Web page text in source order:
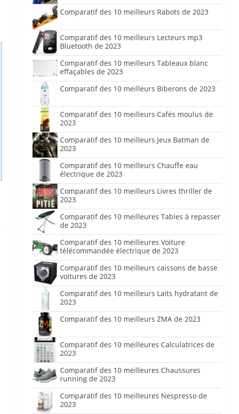
Comparatif des 10 meilleurs Rabots de 2023
Comparatif des 10 meilleurs Lecteurs mp3
Bluetooth de 2023
Comparatif des 10 meilleurs Tableaux blanc
effaçables de 2023
Comparatif des 10 meilleurs Biberons de 2023
Comparatif des 10 meilleurs Cafés moulus de
2023
Comparatif des 10 meilleurs Jeux Batman de
2023
Comparatif des 10 meilleurs Chauffe eau
électrique de 2023
Comparatif des 10 meilleurs Livres thriller de
2023
Comparatif des 10 meilleures Tables à repasser
de 2023
Comparatif des 10 meilleures Voiture
télécommandée électrique de 2023
Comparatif des 10 meilleurs caissons de basse
voitures de 2023
Comparatif des 10 meilleurs Laits hydratant de
2023
Comparatif des 10 meilleurs ZMA de 2023
Comparatif des 10 meilleures Calculatrices de
2023
Comparatif des 10 meilleures Chaussures
running de 2023
Comparatif des 10 meilleures Nespresso de
2023